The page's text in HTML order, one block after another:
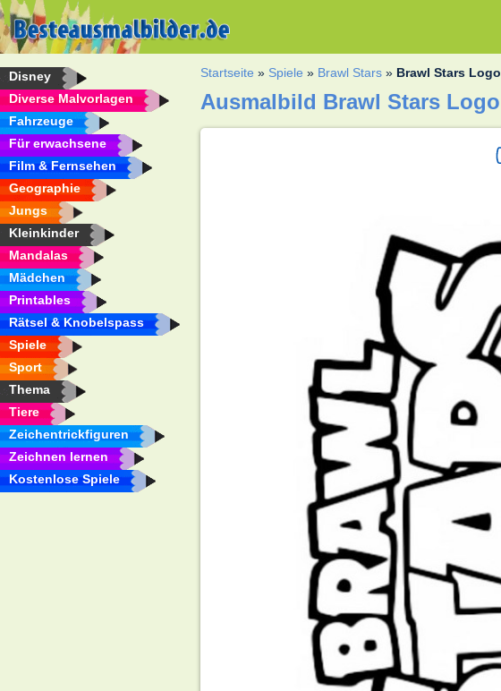
Disney
Diverse Malvorlagen
Fahrzeuge
Für erwachsene
Film & Fernsehen
Geographie
Jungs
Kleinkinder
Mandalas
Mädchen
Printables
Rätsel & Knobelspass
Spiele
Sport
Thema
Tiere
Zeichentrickfiguren
Zeichnen lernen
Kostenlose Spiele
Startseite » Spiele » Brawl Stars » Brawl Stars Logo
Ausmalbild Brawl Stars Logo